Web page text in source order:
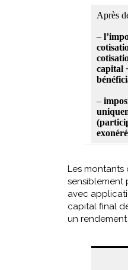
Après
–
capital
–
Les montants
sensiblement
avec
capital final
un